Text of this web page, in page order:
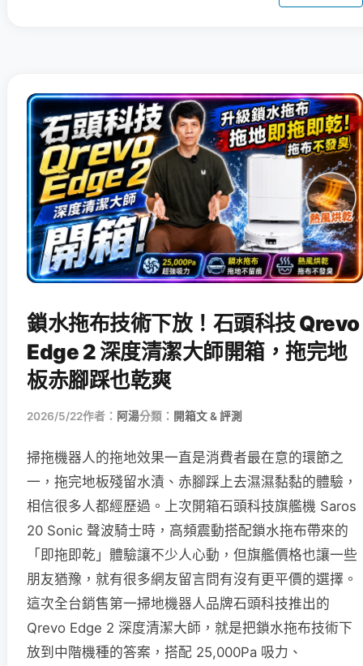
鎖水拖布技術下放！石頭科技 Qrevo
Edge 2 深度清潔大師開箱，拖完地
板赤腳踩也乾爽
2026/5/22作者： 阿湯分類： 開箱文 & 評測
掃拖機器人的拖地效果一直是消費者最在意的環節之
一，拖完地板殘留水漬、赤腳踩上去濕濕黏黏的體驗，
相信很多人都經歷過。上次開箱石頭科技旗艦機 Saros
20 Sonic 聲波騎士時，高頻震動搭配鎖水拖布帶來的
「即拖即乾」體驗讓不少人心動，但旗艦價格也讓一些
朋友猶豫，就有很多網友留言問有沒有更平價的選擇。
這次全台銷售第一掃地機器人品牌石頭科技推出的
Qrevo Edge 2 深度清潔大師，就是把鎖水拖布技術下
放到中階機種的答案，搭配 25,000Pa 吸力、